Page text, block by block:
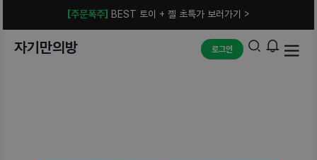
[주문폭주] BEST 토이 + 젤 초특가 보러가기 >
자기만의방 로그인